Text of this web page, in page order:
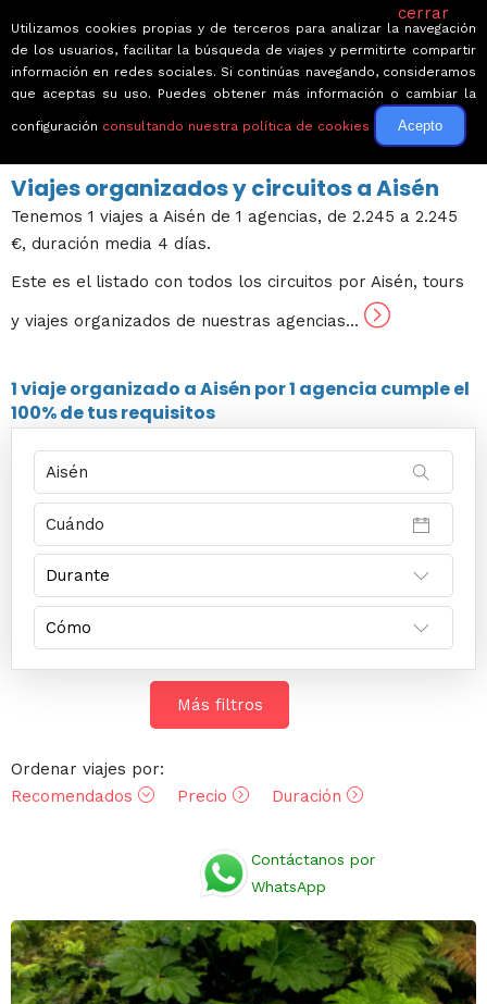
← Volver a Circuitos por Chile
Viajes organizados y circuitos a Aisén
Tenemos 1 viajes a Aisén de 1 agencias, de 2.245 a 2.245
€, duración media 4 días.
Este es el listado con todos los circuitos por Aisén, tours
y viajes organizados de nuestras agencias...
1 viajeorganizado a Aisén por1 agencia cumple el
100% de tus requisitos
Más filtros
Ordenar viajes por:
Recomendados
Precio Duración
Contáctanos por
WhatsApp
cerrar
Utilizamos cookies propias y de terceros para analizar la navegación
de los usuarios, facilitar la búsqueda de viajes y permitirte compartir
información en redes sociales. Si continúas navegando, consideramos
que aceptas su uso. Puedes obtener más información o cambiar la
configuración consultando nuestra política de cookies Acepto